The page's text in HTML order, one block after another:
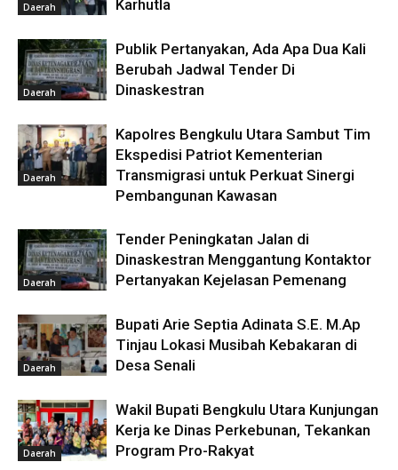
Daerah Karhutla
Daerah
Publik Pertanyakan, Ada Apa Dua Kali
Berubah Jadwal Tender Di
Dinaskestran
Daerah
Kapolres Bengkulu Utara Sambut Tim
Ekspedisi Patriot Kementerian
Transmigrasi untuk Perkuat Sinergi
Pembangunan Kawasan
Daerah
Tender Peningkatan Jalan di
Dinaskestran Menggantung Kontaktor
Pertanyakan Kejelasan Pemenang
Daerah
Bupati Arie Septia Adinata S.E. M.Ap
Tinjau Lokasi Musibah Kebakaran di
Desa Senali
Daerah
Wakil Bupati Bengkulu Utara Kunjungan
Kerja ke Dinas Perkebunan, Tekankan
Program Pro-Rakyat